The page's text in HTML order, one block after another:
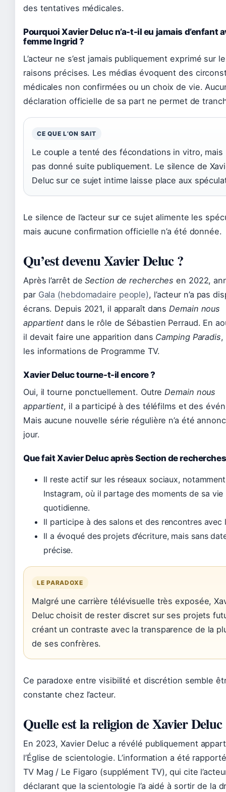
des tentatives médicales.
Pourquoi Xavier Deluc n’a-t-il eu jamais d’enfant
femme Ingrid ?
L’acteur ne s’est jamais publiquement exprimé sur
raisons précises. Les médias évoquent des
médicales non confirmées ou un choix de vie.
déclaration officielle de sa part ne permet de
CE QUE L’ON SAIT
Le couple a tenté des fécondations in vitro, mais
pas donné suite publiquement. Le silence de
Deluc sur ce sujet intime laisse place aux
Le silence de l’acteur sur ce sujet alimente les
mais aucune confirmation officielle n’a été donnée.
Qu’est devenu Xavier Deluc ?
Après l’arrêt deSection de recherches en 2022,
par Gala (hebdomadaire people), l’acteur n’a pas
écrans. Depuis 2021, il apparaît dansDemain nous
appartient dans le rôle de Sébastien Perraud. En
il devait faire une apparition dans Camping Paradis,
les informations de Programme TV.
Xavier Deluc tourne-t-il encore ?
Oui, il tourne ponctuellement. OutreDemain nous
appartient, il a participé à des téléfilms et des
Mais aucune nouvelle série régulière n’a été
jour.
Que fait Xavier Deluc après Section de
Il reste actif sur les réseaux sociaux, notamment
Instagram, où il partage des moments de sa vie
quotidienne.
Il participe à des salons et des rencontres avec
Il a évoqué des projets d’écriture, mais sans
précise.
LE PARADOXE
Malgré une carrière télévisuelle très exposée,
Deluc choisit de rester discret sur ses projets
créant un contraste avec la transparence de la
de ses confrères.
Ce paradoxe entre visibilité et discrétion semble
constante chez l’acteur.
Quelle est la religion de Xavier Deluc
En 2023, Xavier Deluc a révélé publiquement
l’Église de scientologie. L’information a été
TV Mag / Le Figaro (supplément TV), qui cite
déclarant que la scientologie l’a aidé à sortir de la